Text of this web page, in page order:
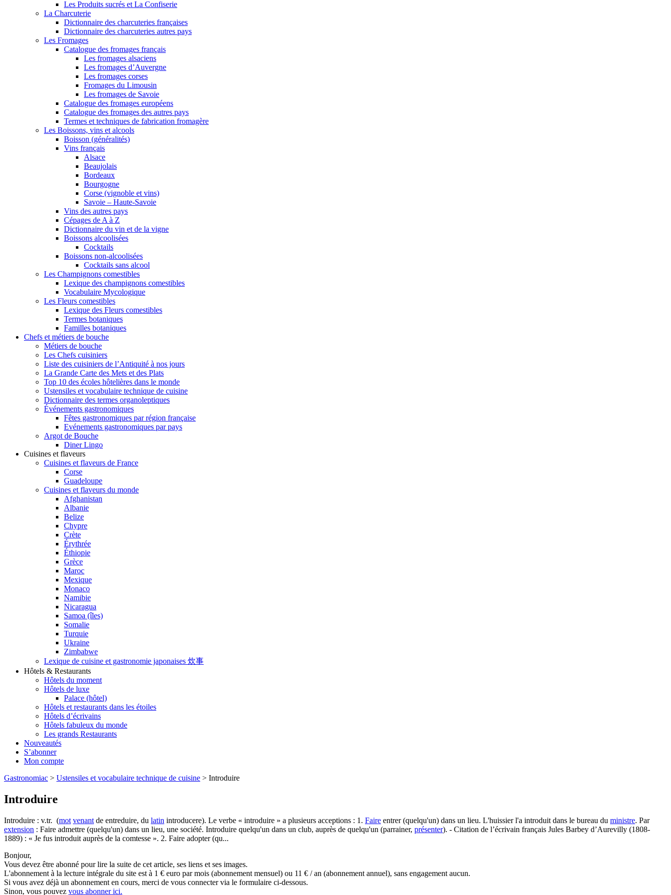
Les Produits sucrés et La Confiserie
La Charcuterie
Dictionnaire des charcuteries françaises
Dictionnaire des charcuteries autres pays
Les Fromages
Catalogue des fromages français
Les fromages alsaciens
Les fromages d’Auvergne
Les fromages corses
Fromages du Limousin
Les fromages de Savoie
Catalogue des fromages européens
Catalogue des fromages des autres pays
Termes et techniques de fabrication fromagère
Les Boissons, vins et alcools
Boisson (généralités)
Vins français
Alsace
Beaujolais
Bordeaux
Bourgogne
Corse (vignoble et vins)
Savoie – Haute-Savoie
Vins des autres pays
Cépages de A à Z
Dictionnaire du vin et de la vigne
Boissons alcoolisées
Cocktails
Boissons non-alcoolisées
Cocktails sans alcool
Les Champignons comestibles
Lexique des champignons comestibles
Vocabulaire Mycologique
Les Fleurs comestibles
Lexique des Fleurs comestibles
Termes botaniques
Familles botaniques
Chefs et métiers de bouche
Métiers de bouche
Les Chefs cuisiniers
Liste des cuisiniers de l’Antiquité à nos jours
La Grande Carte des Mets et des Plats
Top 10 des écoles hôtelières dans le monde
Ustensiles et vocabulaire technique de cuisine
Dictionnaire des termes organoleptiques
Événements gastronomiques
Fêtes gastronomiques par région française
Evénements gastronomiques par pays
Argot de Bouche
Diner Lingo
Cuisines et flaveurs
Cuisines et flaveurs de France
Corse
Guadeloupe
Cuisines et flaveurs du monde
Afghanistan
Albanie
Belize
Chypre
Crète
Érythrée
Éthiopie
Grèce
Maroc
Mexique
Monaco
Namibie
Nicaragua
Samoa (îles)
Somalie
Turquie
Ukraine
Zimbabwe
Lexique de cuisine et gastronomie japonaises 炊事
Hôtels & Restaurants
Hôtels du moment
Hôtels de luxe
Palace (hôtel)
Hôtels et restaurants dans les étoiles
Hôtels d’écrivains
Hôtels fabuleux du monde
Les grands Restaurants
Nouveautés
S’abonner
Mon compte
Gastronomiac > Ustensiles et vocabulaire technique de cuisine > Introduire
Introduire
Introduire : v.tr. (mot venant de entreduire, du latin introducere). Le verbe « introduire » a plusieurs acceptions : 1. Faire entrer (quelqu'un) dans un lieu. L'huissier l'a introduit dans le bureau du ministre. Par
extension : Faire admettre (quelqu'un) dans un lieu, une société. Introduire quelqu'un dans un club, auprès de quelqu'un (parrainer, présenter). - Citation de l’écrivain français Jules Barbey d’Aurevilly (1808-
1889) : « Je fus introduit auprès de la comtesse ». 2. Faire adopter (qu...
Bonjour,
Vous devez être abonné pour lire la suite de cet article, ses liens et ses images.
L'abonnement à la lecture intégrale du site est à 1 € euro par mois (abonnement mensuel) ou 11 € / an (abonnement annuel), sans engagement aucun.
Si vous avez déjà un abonnement en cours, merci de vous connecter via le formulaire ci-dessous.
Sinon, vous pouvez vous abonner ici.